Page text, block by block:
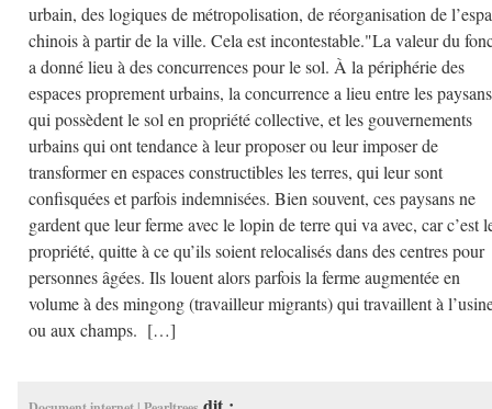
urbain, des logiques de métropolisation, de réorganisation de
chinois à partir de la ville. Cela est incontestable."La valeur du
a donné lieu à des concurrences pour le sol. À la périphérie des
espaces proprement urbains, la concurrence a lieu entre les
qui possèdent le sol en propriété collective, et les gouvernements
urbains qui ont tendance à leur proposer ou leur imposer de
transformer en espaces constructibles les terres, qui leur sont
confisquées et parfois indemnisées. Bien souvent, ces paysans ne
gardent que leur ferme avec le lopin de terre qui va avec, car c’est
propriété, quitte à ce qu’ils soient relocalisés dans des centres pour
personnes âgées. Ils louent alors parfois la ferme augmentée en
volume à des mingong (travailleur migrants) qui travaillent à
ou aux champs. […]